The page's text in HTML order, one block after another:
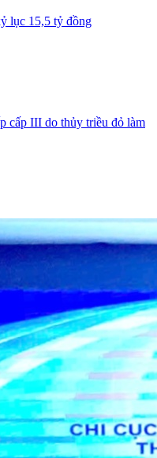
lục 15,5 tỷ đồng
cấp III do thủy triều đỏ làm